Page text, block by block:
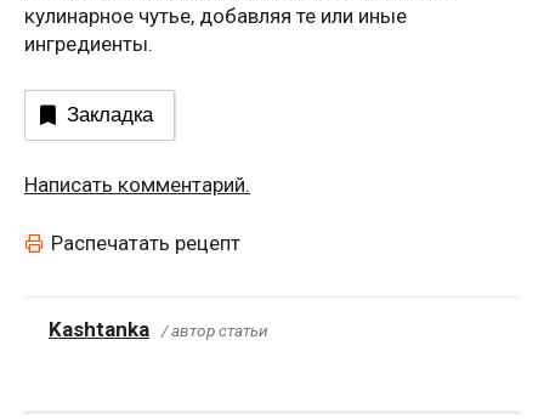
кулинарное чутье, добавляя те или иные
ингредиенты.
Закладка
Написать комментарий.
Распечатать рецепт
Kashtanka / автор статьи